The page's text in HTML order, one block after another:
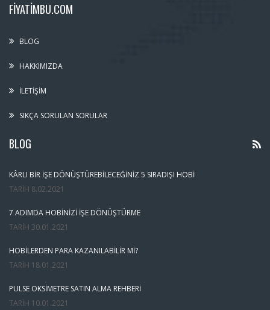
FIYATIMBU.COM
BLOG
HAKKIMIZDA
İLETIŞIM
SIKÇA SORULAN SORULAR
BLOG
KÂRLI BIR İŞE DÖNÜŞTÜREBILECEĞINIZ 5 SIRADIŞI HOBI
TARIH 8.02.2021
7 ADIMDA HOBINIZI İŞE DÖNÜŞTÜRME
TARIH 30.01.2021
HOBILERDEN PARA KAZANILABILIR MI?
TARIH 18.01.2021
PULSE OKSIMETRE SATIN ALMA REHBERI
TARIH 10.01.2021